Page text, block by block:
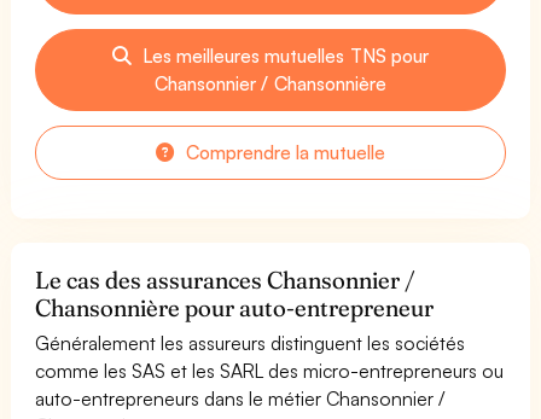
Les meilleures mutuelles TNS pour
Chansonnier / Chansonnière
Comprendre la mutuelle
Le cas des assurances Chansonnier /
Chansonnière pour auto-entrepreneur
Généralement les assureurs distinguent les sociétés
comme les SAS et les SARL des micro-entrepreneurs ou
auto-entrepreneurs dans le métier Chansonnier /